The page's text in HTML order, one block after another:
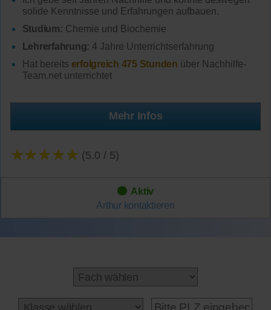
solide Kenntnisse und Erfahrungen aufbauen.
Studium: Chemie und Biochemie
Lehrerfahrung: 4 Jahre Unterrichtserfahrung
Hat bereits erfolgreich 475 Stunden über Nachhilfe-
Team.net unterrichtet
Mehr Infos
★★★★★ (5.0 / 5)
Aktiv
Arthur kontaktieren